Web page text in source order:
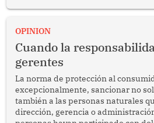
enfrenta desafíos en materia de
OPINION
Cuando la
gerentes
La norma de protección al
excepcionalmente, sancionar no
también a las personas naturales
dirección, gerencia o